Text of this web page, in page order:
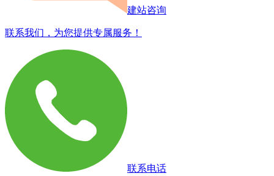
建站咨询
联系我们，为您提供专属服务！
联系电话